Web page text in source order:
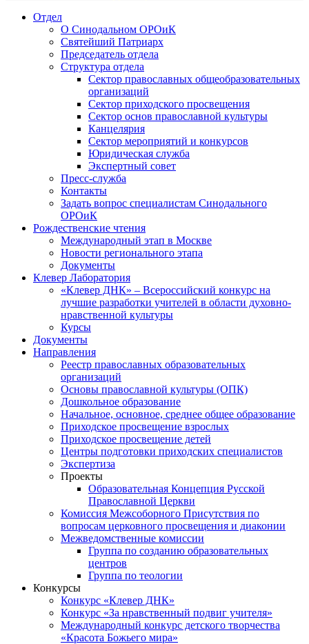
Отдел
О Синодальном ОРОиК
Святейший Патриарх
Председатель отдела
Структура отдела
Сектор православных общеобразовательных
организаций
Сектор приходского просвещения
Сектор основ православной культуры
Канцелярия
Сектор мероприятий и конкурсов
Юридическая служба
Экспертный совет
Пресс-служба
Контакты
Задать вопрос специалистам Синодального
ОРОиК
Рождественские чтения
Международный этап в Москве
Новости регионального этапа
Документы
Клевер Лаборатория
«Клевер ДНК» – Всероссийский конкурс на
лучшие разработки учителей в области духовно-
нравственной культуры
Курсы
Документы
Направления
Реестр православных образовательных
организаций
Основы православной культуры (ОПК)
Дошкольное образование
Начальное, основное, среднее общее образование
Приходское просвещение взрослых
Приходское просвещение детей
Центры подготовки приходских специалистов
Экспертиза
Проекты
Образовательная Концепция Русской
Православной Церкви
Комиссия Межсоборного Присутствия по
вопросам церковного просвещения и диаконии
Межведомственные комиссии
Группа по созданию образовательных
центров
Группа по теологии
Конкурсы
Конкурс «Клевер ДНК»
Конкурс «За нравственный подвиг учителя»
Международный конкурс детского творчества
«Красота Божьего мира»